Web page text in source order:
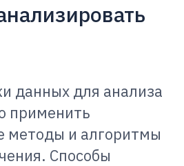
данных для анализа
применить
методы и алгоритмы
Способы